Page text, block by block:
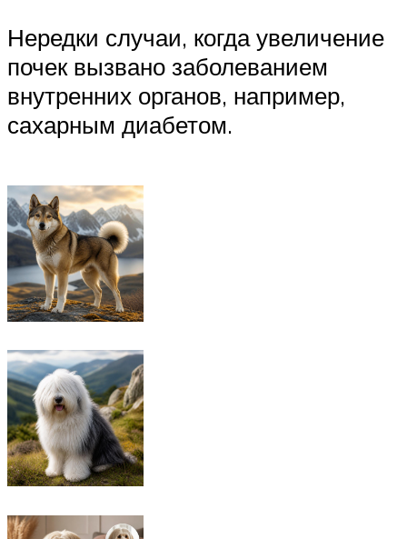
Нередки случаи, когда увеличение
почек вызвано заболеванием
внутренних органов, например,
сахарным диабетом.